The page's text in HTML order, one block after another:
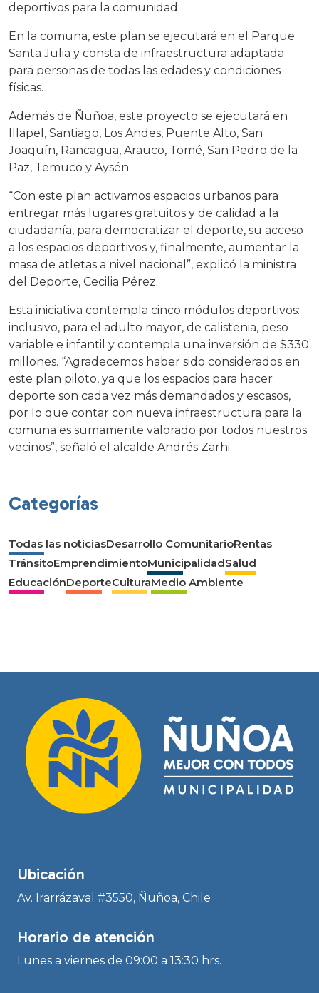
deportivos para la comunidad.
En la comuna, este plan se ejecutará en el Parque
Santa Julia y consta de infraestructura adaptada
para personas de todas las edades y condiciones
físicas.
Además de Ñuñoa, este proyecto se ejecutará en
Illapel, Santiago, Los Andes, Puente Alto, San
Joaquín, Rancagua, Arauco, Tomé, San Pedro de la
Paz, Temuco y Aysén.
“Con este plan activamos espacios urbanos para
entregar más lugares gratuitos y de calidad a la
ciudadanía, para democratizar el deporte, su acceso
a los espacios deportivos y, finalmente, aumentar la
masa de atletas a nivel nacional”, explicó la ministra
del Deporte, Cecilia Pérez.
Esta iniciativa contempla cinco módulos deportivos:
inclusivo, para el adulto mayor, de calistenia, peso
variable e infantil y contempla una inversión de $330
millones. “Agradecemos haber sido considerados en
este plan piloto, ya que los espacios para hacer
deporte son cada vez más demandados y escasos,
por lo que contar con nueva infraestructura para la
comuna es sumamente valorado por todos nuestros
vecinos”, señaló el alcalde Andrés Zarhi.
Categorías
Todas las noticiasDesarrollo ComunitarioRentas
TránsitoEmprendimientoMunicipalidadSalud
EducaciónDeporteCulturaMedio Ambiente
Ubicación
Av. Irarrázaval #3550, Ñuñoa, Chile
Horario de atención
Lunes a viernes de 09:00 a 13:30 hrs.